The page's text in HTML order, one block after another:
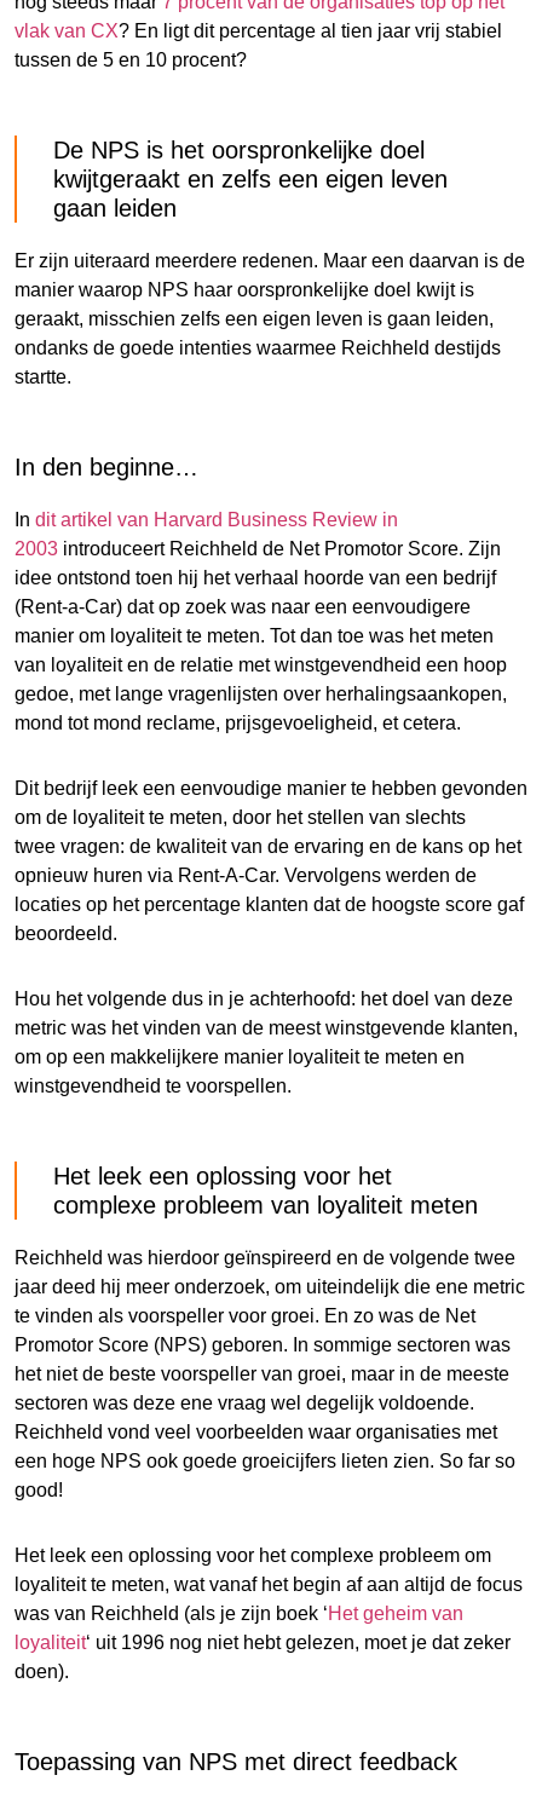
vlak van CX? En ligt dit percentage al tien jaar vrij stabiel
tussen de 5 en 10 procent?
De NPS is het oorspronkelijke doel
kwijtgeraakt en zelfs een eigen leven
gaan leiden
Er zijn uiteraard meerdere redenen. Maar een daarvan is de
manier waarop NPS haar oorspronkelijke doel kwijt is
geraakt, misschien zelfs een eigen leven is gaan leiden,
ondanks de goede intenties waarmee Reichheld destijds
startte.
In den beginne…
In dit artikel van Harvard Business Review in
2003 introduceert Reichheld de Net Promotor Score. Zijn
idee ontstond toen hij het verhaal hoorde van een bedrijf
(Rent-a-Car) dat op zoek was naar een eenvoudigere
manier om loyaliteit te meten. Tot dan toe was het meten
van loyaliteit en de relatie met winstgevendheid een hoop
gedoe, met lange vragenlijsten over herhalingsaankopen,
mond tot mond reclame, prijsgevoeligheid, et cetera.
Dit bedrijf leek een eenvoudige manier te hebben gevonden
om de loyaliteit te meten, door het stellen van slechts
twee vragen: de kwaliteit van de ervaring en de kans op het
opnieuw huren via Rent-A-Car. Vervolgens werden de
locaties op het percentage klanten dat de hoogste score gaf
beoordeeld.
Hou het volgende dus in je achterhoofd: het doel van deze
metric was het vinden van de meest winstgevende klanten,
om op een makkelijkere manier loyaliteit te meten en
winstgevendheid te voorspellen.
Het leek een oplossing voor het
complexe probleem van loyaliteit meten
Reichheld was hierdoor geïnspireerd en de volgende twee
jaar deed hij meer onderzoek, om uiteindelijk die ene metric
te vinden als voorspeller voor groei. En zo was de Net
Promotor Score (NPS) geboren. In sommige sectoren was
het niet de beste voorspeller van groei, maar in de meeste
sectoren was deze ene vraag wel degelijk voldoende.
Reichheld vond veel voorbeelden waar organisaties met
een hoge NPS ook goede groeicijfers lieten zien. So far so
good!
Het leek een oplossing voor het complexe probleem om
loyaliteit te meten, wat vanaf het begin af aan altijd de focus
was van Reichheld (als je zijn boek ‘Het geheim van
loyaliteit‘ uit 1996 nog niet hebt gelezen, moet je dat zeker
doen).
Toepassing van NPS met direct feedback